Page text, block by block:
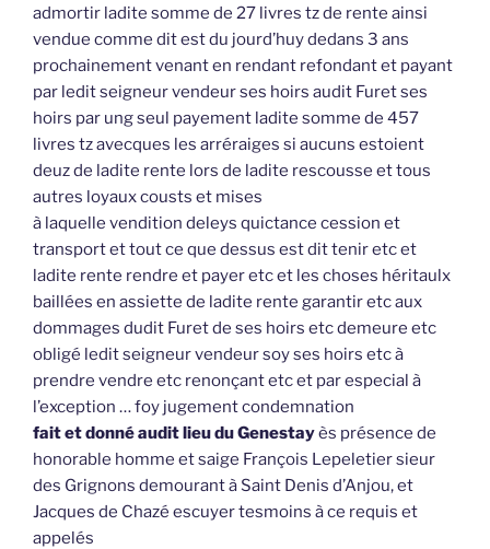
admortir ladite somme de 27 livres tz de rente ainsi
vendue comme dit est du jourd’huy dedans 3 ans
prochainement venant en rendant refondant et payant
par ledit seigneur vendeur ses hoirs audit Furet ses
hoirs par ung seul payement ladite somme de 457
livres tz avecques les arréraiges si aucuns estoient
deuz de ladite rente lors de ladite rescousse et tous
autres loyaux cousts et mises
à laquelle vendition deleys quictance cession et
transport et tout ce que dessus est dit tenir etc et
ladite rente rendre et payer etc et les choses héritaulx
baillées en assiette de ladite rente garantir etc aux
dommages dudit Furet de ses hoirs etc demeure etc
obligé ledit seigneur vendeur soy ses hoirs etc à
prendre vendre etc renonçant etc et par especial à
l’exception … foy jugement condemnation
fait et donné audit lieu du Genestayès présence de
honorable homme et saige François Lepeletier sieur
des Grignons demourant à Saint Denis d’Anjou, et
Jacques de Chazé escuyer tesmoins à ce requis et
appelés